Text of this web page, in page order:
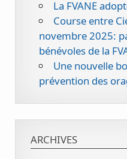
La FVANE
Course entre
novembre 2025:
bénévoles de la
Une nouvelle
prévention des
ARCHIVES